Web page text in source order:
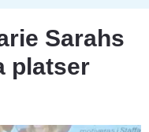
Sarahs
platser